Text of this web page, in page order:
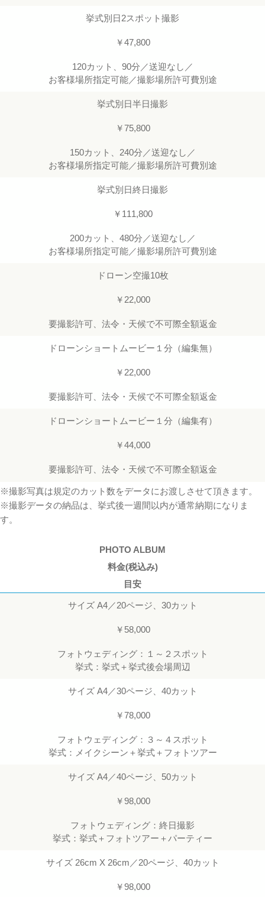
挙式別日2スポット撮影
￥47,800
120カット、90分／送迎なし／
お客様場所指定可能／撮影場所許可費別途
挙式別日半日撮影
￥75,800
150カット、240分／送迎なし／
お客様場所指定可能／撮影場所許可費別途
挙式別日終日撮影
￥111,800
200カット、480分／送迎なし／
お客様場所指定可能／撮影場所許可費別途
ドローン空撮10枚
￥22,000
要撮影許可、法令・天候で不可際全額返金
ドローンショートムービー１分（編集無）
￥22,000
要撮影許可、法令・天候で不可際全額返金
ドローンショートムービー１分（編集有）
￥44,000
要撮影許可、法令・天候で不可際全額返金
※撮影写真は規定のカット数をデータにお渡しさせて頂きます。
※撮影データの納品は、挙式後一週間以内が通常納期になりま
す。
PHOTO ALBUM
料金(税込み)
目安
サイズ A4／20ページ、30カット
￥58,000
フォトウェディング：１～２スポット
挙式：挙式＋挙式後会場周辺
サイズ A4／30ページ、40カット
￥78,000
フォトウェディング：３～４スポット
挙式：メイクシーン＋挙式＋フォトツアー
サイズ A4／40ページ、50カット
￥98,000
フォトウェディング：終日撮影
挙式：挙式＋フォトツアー＋パーティー
サイズ 26cm X 26cm／20ページ、40カット
￥98,000